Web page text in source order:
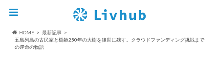
HOME
最新記事
五島列島の古民家と樹齢250年の大樹を後世に残す。クラウドファンディング挑戦まで
の運命の物語